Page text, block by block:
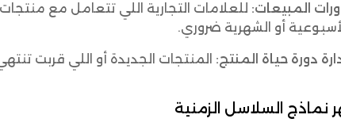
المبيعات: للعلامات التجارية اللي تتعامل مع
أو الشهرية ضروري.
دورة حياة المنتج: المنتجات الجديدة أو اللي قربت
نماذج السلاسل الزمنية